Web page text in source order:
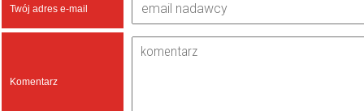
Twój adres e-mail
Komentarz